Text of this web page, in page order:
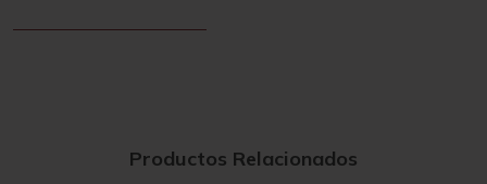
Productos Relacionados